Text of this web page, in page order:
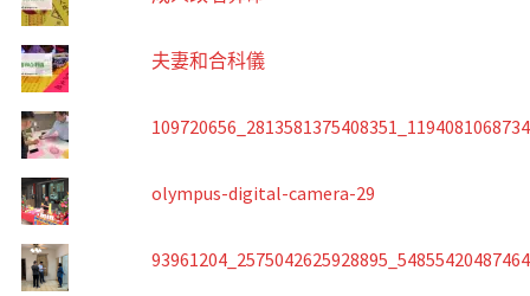
夫妻和合科儀
olympus-digital-camera-29